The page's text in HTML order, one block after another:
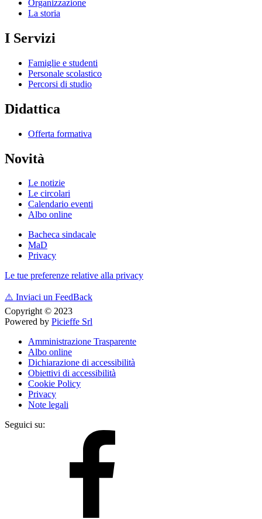
Organizzazione
La storia
I Servizi
Famiglie e studenti
Personale scolastico
Percorsi di studio
Didattica
Offerta formativa
Novità
Le notizie
Le circolari
Calendario eventi
Albo online
Bacheca sindacale
MaD
Privacy
Le tue preferenze relative alla privacy
⚠️ Inviaci un FeedBack
Copyright © 2023
Powered by Picieffe Srl
Amministrazione Trasparente
Albo online
Dichiarazione di accessibilità
Obiettivi di accessibilità
Cookie Policy
Privacy
Note legali
Seguici su: